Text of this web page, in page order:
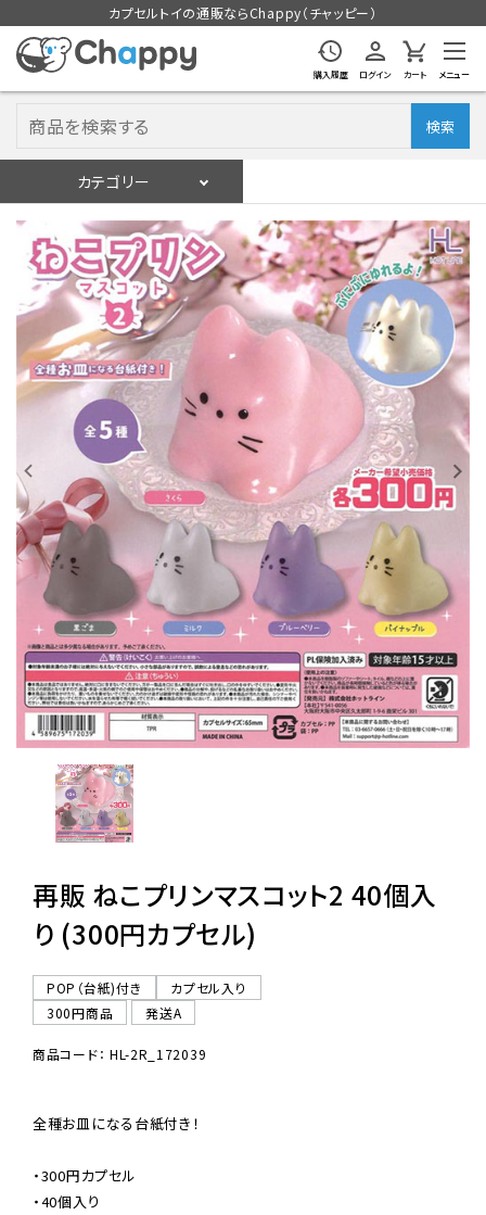
カプセルトイの通販ならChappy（チャッピー）
購入履歴 ログイン カート メニュー
検索
カテゴリー
ログイン 会員登録
入荷スケジュールをチェック
カプセルトイマシン本体
カプセルトイ
販促用空カプセル
レンタル
景品・玩具・文具
販促用カプセルトイ
よくあるご質問
06-6282-7659
再販 ねこプリンマスコット2 40個入
り (300円カプセル)
POP（台紙)付き
カプセル入り
300円商品
発送A
商品コード： HL-2R_172039
全種お皿になる台紙付き！
・300円カプセル
・40個入り